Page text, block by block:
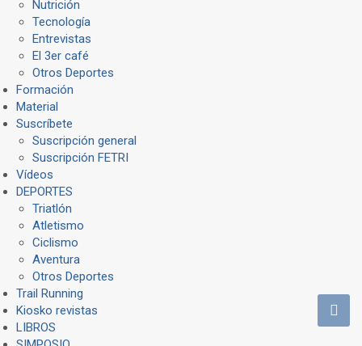
Nutrición
Tecnología
Entrevistas
El 3er café
Otros Deportes
Formación
Material
Suscríbete
Suscripción general
Suscripción FETRI
Vídeos
DEPORTES
Triatlón
Atletismo
Ciclismo
Aventura
Otros Deportes
Trail Running
Kiosko revistas
LIBROS